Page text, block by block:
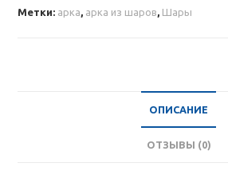
и
Метки: арка, арка из шаров, Шары
ОПИСАНИЕ
ОТЗЫВЫ (0)